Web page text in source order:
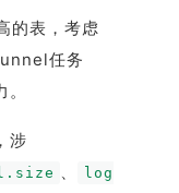
的表，考虑
任务
涉
、
log